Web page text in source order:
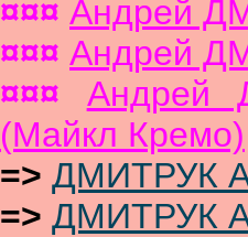
¤¤¤ Андрей
¤¤¤ Андрей
¤¤¤
Андрей
(Майкл Кремо)
=> ДМИТРУК
=> ДМИТРУК